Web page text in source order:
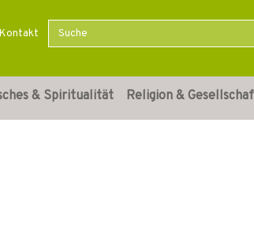
Kontakt
& Spiritualität Religion &